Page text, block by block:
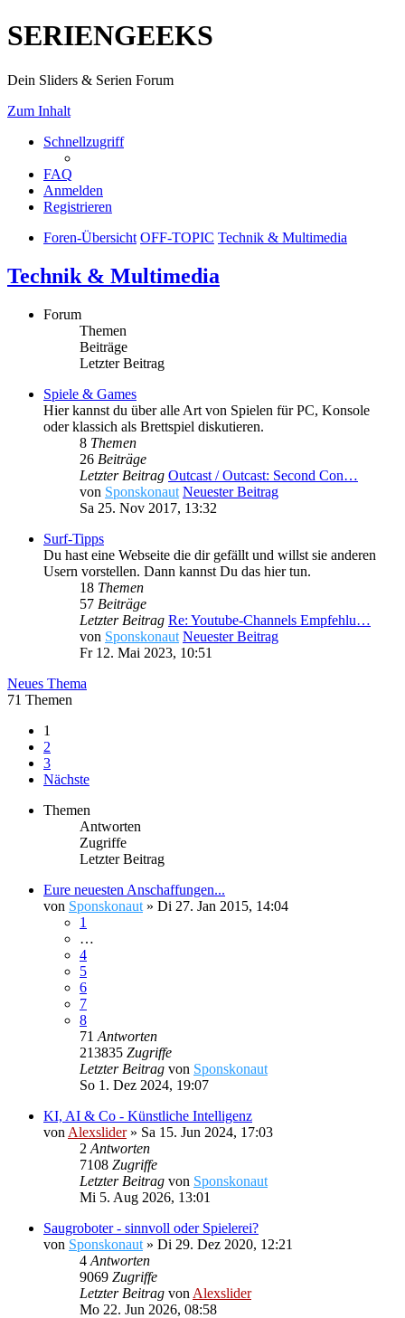
SERIENGEEKS
Dein Sliders & Serien Forum
Zum Inhalt
Schnellzugriff
FAQ
Anmelden
Registrieren
Foren-Übersicht OFF-TOPIC Technik & Multimedia
Technik & Multimedia
Forum
Themen
Beiträge
Letzter Beitrag
Spiele & Games
Hier kannst du über alle Art von Spielen für PC, Konsole
oder klassich als Brettspiel diskutieren.
8 Themen
26 Beiträge
Letzter Beitrag Outcast / Outcast: Second Con…
von Sponskonaut Neuester Beitrag
Sa 25. Nov 2017, 13:32
Surf-Tipps
Du hast eine Webseite die dir gefällt und willst sie anderen
Usern vorstellen. Dann kannst Du das hier tun.
18 Themen
57 Beiträge
Letzter Beitrag Re: Youtube-Channels Empfehlu…
von Sponskonaut Neuester Beitrag
Fr 12. Mai 2023, 10:51
Neues Thema
71 Themen
1
2
3
Nächste
Themen
Antworten
Zugriffe
Letzter Beitrag
Eure neuesten Anschaffungen...
von Sponskonaut » Di 27. Jan 2015, 14:04
1
…
4
5
6
7
8
71 Antworten
213835 Zugriffe
Letzter Beitrag von Sponskonaut
So 1. Dez 2024, 19:07
KI, AI & Co - Künstliche Intelligenz
von Alexslider» Sa 15. Jun 2024, 17:03
2 Antworten
7108 Zugriffe
Letzter Beitrag von Sponskonaut
Mi 5. Aug 2026, 13:01
Saugroboter - sinnvoll oder Spielerei?
von Sponskonaut » Di 29. Dez 2020, 12:21
4 Antworten
9069 Zugriffe
Letzter Beitrag von Alexslider
Mo 22. Jun 2026, 08:58